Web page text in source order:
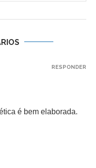
é bem elaborada.
RESPONDER